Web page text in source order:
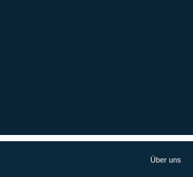
Über uns